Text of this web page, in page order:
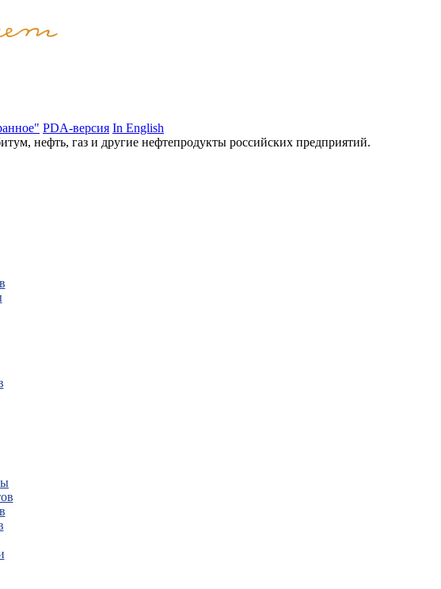
PDA-версия In English
нефть, газ и другие нефтепродукты российских предприятий.